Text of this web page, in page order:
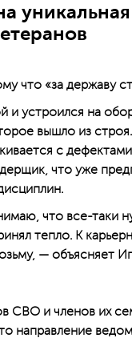
уникальная
что «за державу
и устроился на
вышло из
с
что уже
что все-таки
тепло. К
— объясняет
СВО и членов их
направление